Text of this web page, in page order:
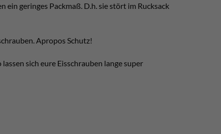
ein geringes Packmaß. D.h. sie stört im Rucksack
Apropos Schutz!
sich eure Eisschrauben lange super